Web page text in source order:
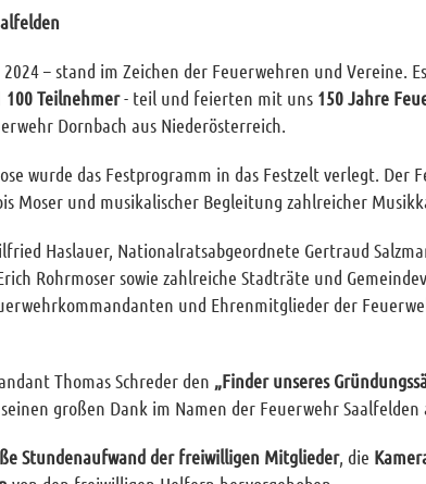
– stand im Zeichen der Feuerwehren und Vereine.
100 Teilnehmer- teil und feierten mit uns 150 Jahre
Dornbach aus Niederösterreich.
wurde das Festprogramm in das Festzelt verlegt. Der
Moser und musikalischer Begleitung zahlreicher
Haslauer, Nationalratsabgeordnete Gertraud
Rohrmoser sowie zahlreiche Stadträte und
und Ehrenmitglieder der
Thomas Schreder den „Finder unseres
großen Dank im Namen der Feuerwehr Saalfelden
Stundenaufwand der freiwilligen Mitglieder, die